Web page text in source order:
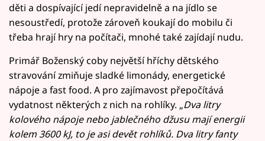
děti a dospívající jedí nepravidelně a na jídlo se
nesoustředí, protože zároveň koukají do mobilu či
třeba hrají hry na počítači, mnohé také zajídají nudu.
Primář Boženský coby největší hříchy dětského
stravování zmiňuje sladké limonády, energetické
nápoje a fast food. A pro zajímavost přepočítává
vydatnost některých z nich na rohlíky. „Dva litry
kolového nápoje nebo jablečného džusu mají energii
kolem 3600 kJ, to je asi devět rohlíků. Dva litry fanty